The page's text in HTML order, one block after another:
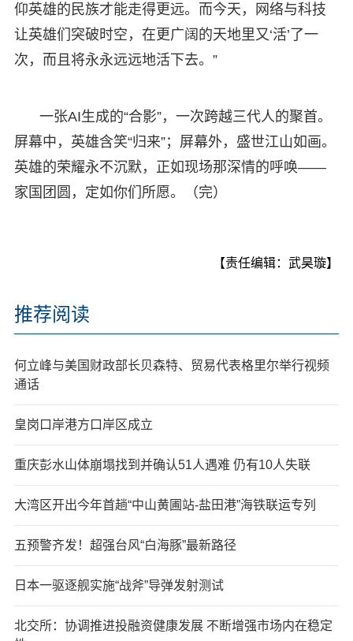
仰英雄的民族才能走得更远。而今天，网络与科技
让英雄们突破时空，在更广阔的天地里又‘活’了一
次，而且将永永远远地活下去。”
一张AI生成的“合影”，一次跨越三代人的聚首。
屏幕中，英雄含笑“归来”；屏幕外，盛世江山如画。
英雄的荣耀永不沉默，正如现场那深情的呼唤——
家国团圆，定如你们所愿。（完）
【责任编辑：武昊璇】
推荐阅读
何立峰与美国财政部长贝森特、贸易代表格里尔举行视频
通话
皇岗口岸港方口岸区成立
重庆彭水山体崩塌找到并确认51人遇难 仍有10人失联
大湾区开出今年首趟“中山黄圃站-盐田港”海铁联运专列
五预警齐发！超强台风“白海豚”最新路径
日本一驱逐舰实施“战斧”导弹发射测试
北交所：协调推进投融资健康发展 不断增强市场内在稳定